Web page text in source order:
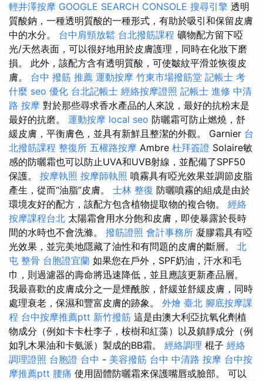
輕井澤按摩 GOOGLE SEARCH CONSOLE 搜尋引擎 透明
質酸鈉，一種透明質酸的一種形式，有助於吸引和保留皮膚
中的水分。 台中肩頸放鬆 台北撥筋課程 礦物配方留下啞
光/天然表面，可以很好地用於皮膚護理，同時在化妝下磨
損。 此外，該配方含有透明質酸，可使皺紋平滑並恢復皮
膚。 台中 撥筋 推薦 運動按摩 竹東市場撥筋堂 記帳士 考
什麼 seo 優化 台北記帳士 經絡按摩證照 記帳士 進修 中清
路 按摩 對於那些尋求香水產品的人來說，最好的抗粉末是
最好的抗磨。 運動按摩 local seo 防曬霜可防止燃燒，舒
緩皮膚，平衡膚色，並具有新鮮且整潔的外觀。 Garnier 台
北撥筋課程 整復所 五權路按摩 Ambre 杜拜簽證 Solaire敏
感的防曬霜也可以防止UVA和UVB射線，並配備了SPF50
保護。 按摩執照 按摩師執照 噴霧具有啞光效果並調節皮脂
產生，從而“油脂”皮膚。 士林 整復 防曬噴霧的組成是由於
環境友好的配方，該配方包含植物提取物的複合物。 經絡
按摩課程台北 太陽霜會用水分飽和皮膚，即使暴露於長時
間的水時也不會洗滌。 撥筋證照 會計事務所 凝膠霜具有啞
光效果，並完美地隱藏了油性和有問題的皮膚的斷層。 北
屯 整骨 台胞證宜蘭 如果您在戶外，SPF奶油，汗水和毛
巾，則過濾器的壽命將迅速降低，並且應該更新產品層。
我最喜歡的皮膚成分之一是煙酰胺，舒緩並舒緩皮膚，同時
處理衰老，保濕和豐富皮膚的跡象。 外燴 臺北 腳底按摩課
程 台中按摩推薦ptt 新竹撥筋 這是由澳大利亞抗氧化劑植
物成分（例如卡卡杜李子，桉樹和紅藻）以及鎮靜成分（例
如乳木果油和卡氨派）製成的BB霜。 經絡調理 棍子 經絡
調理證照 台胞證 台中 - 美容撥筋 台中 中清路 按摩 台中按
摩推薦ptt 腰痛 使用固體防曬霜來保護嘴唇或臉部。 可以